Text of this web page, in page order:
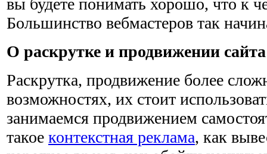
вы будете понимать хорошо, что к
Большинство вебмастеров так
О раскрутке и продвижении сайта
Раскрутка, продвижение более
возможностях, их стоит
занимаемся продвижением
такое контекстная реклама, как